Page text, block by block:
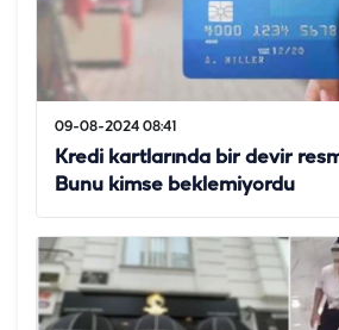
09-08-2024 08:41
Kredi kartlarında bir devir
Bunu kimse beklemiyordu